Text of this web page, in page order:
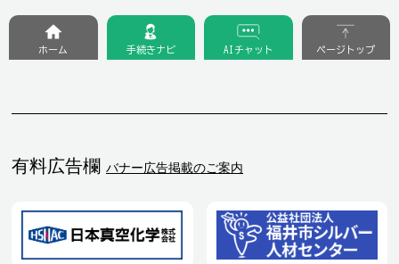
有料広告欄 バナー広告掲載のご案内
ホーム 手続きナビ AIチャット ページトップ